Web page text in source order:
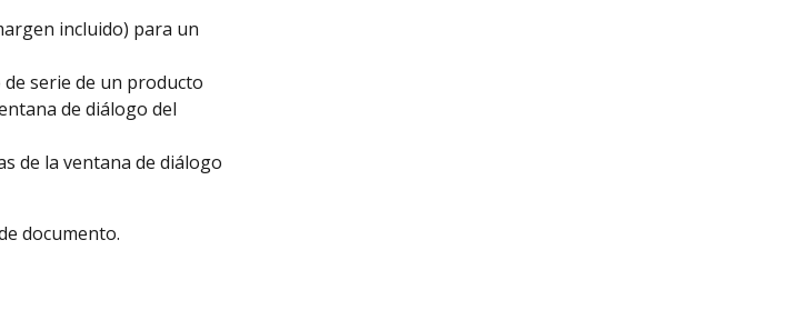
incluido) para un
serie de un producto
de diálogo del
de la ventana de diálogo
documento.